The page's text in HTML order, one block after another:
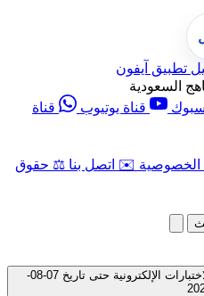
تطبيق آيفون
السعودية
قناة يوتيوب
قناة
✉️ اتصل بنا ⚖️ حقوق
جميع الملفات المتوفرة في قسم الاختبارات الإلكترونية حتى تاريخ 07-08-